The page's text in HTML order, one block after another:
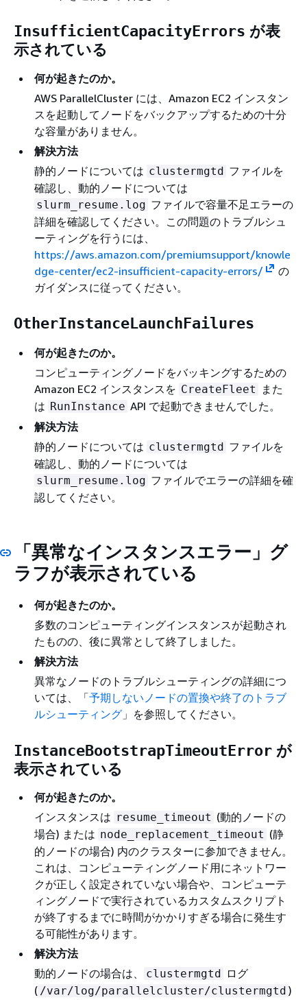
InsufficientCapacityErrors が表
示されている
何が起きたのか。
AWS ParallelCluster には、Amazon EC2 インスタン
スを起動してノードをバックアップするための十分
な容量がありません。
解決方法
静的ノードについては clustermgtd ファイルを
確認し、動的ノードについては
slurm_resume.log ファイルで容量不足エラーの
詳細を確認してください。この問題のトラブルシュ
ーティングを行うには、
https://aws.amazon.com/premiumsupport/knowle
dge-center/ec2-insufficient-capacity-errors/
の
ガイダンスに従ってください。
OtherInstanceLaunchFailures
何が起きたのか。
コンピューティングノードをバッキングするための
Amazon EC2 インスタンスを CreateFleet
また
は RunInstance API で起動できませんでした。
解決方法
静的ノードについては clustermgtd ファイルを
確認し、動的ノードについては
slurm_resume.log ファイルでエラーの詳細を確
認してください。
「異常なインスタンスエラー 」グ
ラフが表示されている
何が起きたのか。
多数のコンピューティングインスタンスが起動され
たものの、後に異常として終了しました。
解決方法
異常なノードのトラブルシューティングの詳細につ
いては、「予期しないノードの置換や終了のトラブ
ルシューティング 」を参照してください。
InstanceBootstrapTimeoutError が
表示されている
何が起きたのか。
インスタンスは resume_timeout (動的ノードの
場合) または node_replacement_timeout (静
的ノードの場合) 内のクラスターに参加できません。
これは、コンピューティングノード用にネットワー
クが正しく設定されていない場合や、コンピューテ
ィングノードで実行されているカスタムスクリプト
が終了するまでに時間がかかりすぎる場合に発生す
る可能性があります。
解決方法
動的ノードの場合は、
clustermgtd ログ
( /var/log/parallelcluster/clustermgtd )